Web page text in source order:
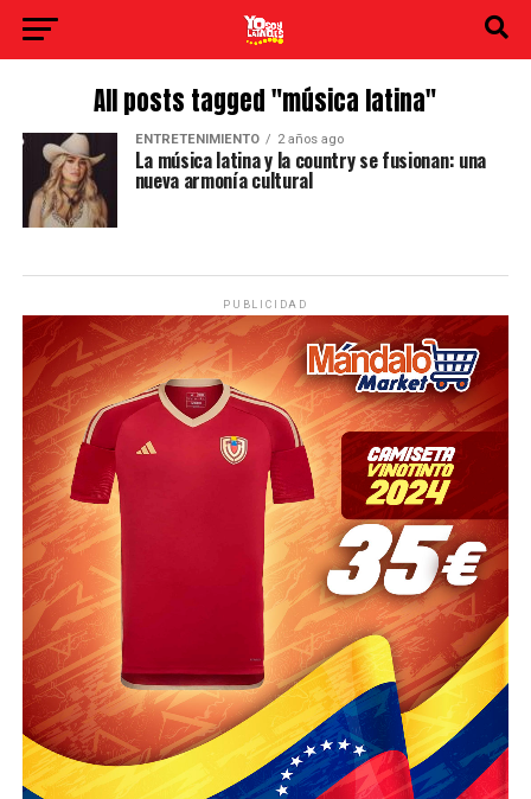
All posts tagged "música latina"
ENTRETENIMIENTO 2 años ago
La música latina y la country se fusionan: una
nueva armonía cultural
PUBLICIDAD